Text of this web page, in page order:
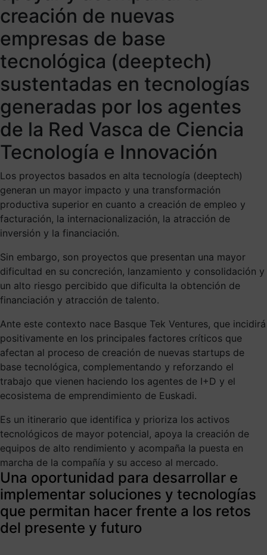
los descubrimientos científicos
en nuevos proyectos
empresariales
¿Te interesa?
creación de nuevas
empresas de base
tecnológica (deeptech)
sustentadas en tecnologías
generadas por los agentes
de la Red Vasca de Ciencia
Tecnología e Innovación
Los proyectos basados en alta tecnología (deeptech)
generan un mayor impacto y una transformación
productiva superior en cuanto a creación de empleo y
facturación, la internacionalización, la atracción de
inversión y la financiación.
Sin embargo, son proyectos que presentan una mayor
dificultad en su concreción, lanzamiento y consolidación y
un alto riesgo percibido que dificulta la obtención de
financiación y atracción de talento.
Ante este contexto nace Basque Tek Ventures, que incidirá
positivamente en los principales factores críticos que
afectan al proceso de creación de nuevas startups de
base tecnológica, complementando y reforzando el
trabajo que vienen haciendo los agentes de I+D y el
ecosistema de emprendimiento de Euskadi.
Es un itinerario que identifica y prioriza los activos
tecnológicos de mayor potencial, apoya la creación de
equipos de alto rendimiento y acompaña la puesta en
marcha de la compañía y su acceso al mercado.
Una oportunidad para desarrollar e
implementar soluciones y tecnologías
que permitan hacer frente a los retos
del presente y futuro